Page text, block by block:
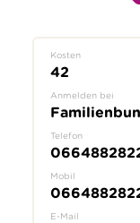
Kosten
42
Anmelden bei
Telefon
Mobil
E-Mail